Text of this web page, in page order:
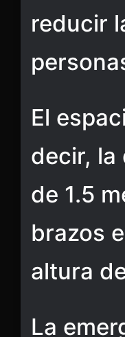
reducir
El
decir, la
de 1.5
brazos
altura
La